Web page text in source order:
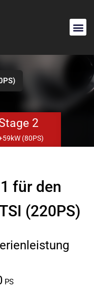
2
(80PS)
für den
(220PS)
PS